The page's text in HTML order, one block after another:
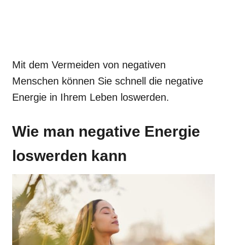
Mit dem Vermeiden von negativen
Menschen können Sie schnell die negative
Energie in Ihrem Leben loswerden.
Wie man negative Energie
loswerden kann